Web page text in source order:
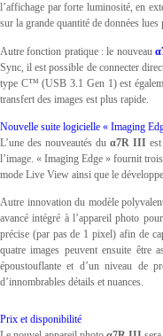
l’affichage par forte luminosité, en
sur la grande quantité de données
Autre fonction pratique : le nouveau
Sync, il est possible de connecter
type C™ (USB 3.1 Gen 1) est
transfert des images est plus rapide.
Nouvelle suite logicielle « Imaging
L’une des nouveautés duα7R III
l’image. « Imaging Edge » fournit
mode Live View ainsi que le
Autre innovation du modèle
avancé intégré à l’appareil photo
précise (par pas de 1 pixel) afin de
quatre images peuvent ensuite être
époustouflante et d’un niveau de
d’innombrables détails et nuances.
Prix et disponibilité